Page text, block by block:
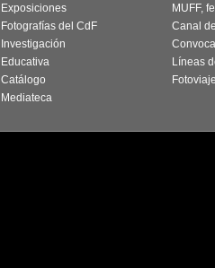
Exposiciones
Fotografías del CdF
Investigación
Educativa
Catálogo
Mediateca
MUFF,
Canal
Líneas